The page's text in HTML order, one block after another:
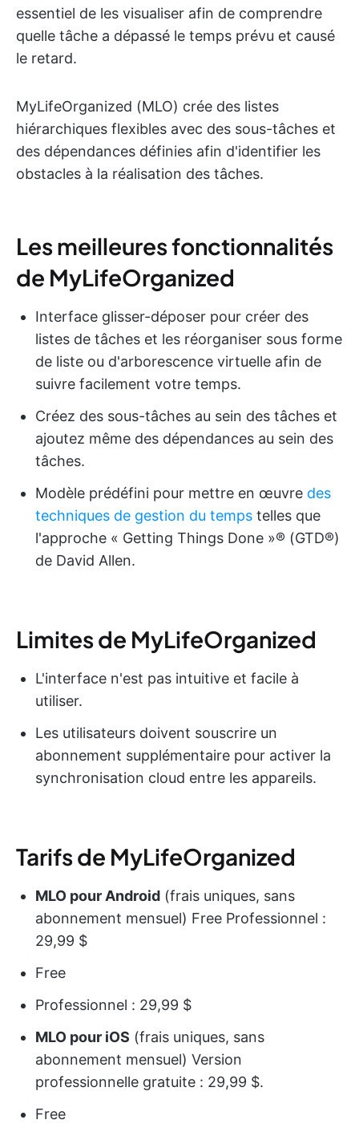
essentiel de les visualiser afin de comprendre
quelle tâche a dépassé le temps prévu et causé
le retard.
MyLifeOrganized (MLO) crée des listes
hiérarchiques flexibles avec des sous-tâches et
des dépendances définies afin d'identifier les
obstacles à la réalisation des tâches.
Les meilleures fonctionnalités
de MyLifeOrganized
Interface glisser-déposer pour créer des
listes de tâches et les réorganiser sous forme
de liste ou d'arborescence virtuelle afin de
suivre facilement votre temps.
Créez des sous-tâches au sein des tâches et
ajoutez même des dépendances au sein des
tâches.
Modèle prédéfini pour mettre en œuvre des
techniques de gestion du temps telles que
l'approche « Getting Things Done »® (GTD®)
de David Allen.
Limites de MyLifeOrganized
L'interface n'est pas intuitive et facile à
utiliser.
Les utilisateurs doivent souscrire un
abonnement supplémentaire pour activer la
synchronisation cloud entre les appareils.
Tarifs de MyLifeOrganized
MLO pour Android (frais uniques, sans
abonnement mensuel) Free Professionnel :
29,99 $
Free
Professionnel : 29,99 $
MLO pour iOS (frais uniques, sans
abonnement mensuel) Version
professionnelle gratuite : 29,99 $.
Free